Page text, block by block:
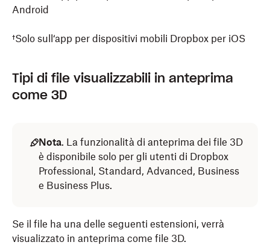
Android
†Solo sull‘app per dispositivi mobili Dropbox per iOS
Tipi di file visualizzabili in anteprima
come 3D
Nota. La funzionalità di anteprima dei file 3D
è disponibile solo per gli utenti di Dropbox
Professional, Standard, Advanced, Business
e Business Plus.
Se il file ha una delle seguenti estensioni, verrà
visualizzato in anteprima come file 3D.